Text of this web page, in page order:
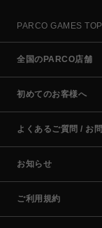
PARCO GAMES TOP
全国のPARCO店舗
初めてのお客様へ
よくあるご質問 / お
お知らせ
ご利用規約